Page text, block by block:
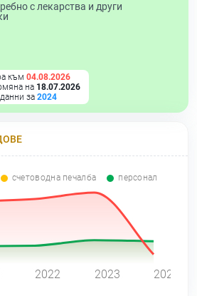
с лекарства и други
към 04.08.2026
на 18.07.2026
за 2024
счетоводна печалба персонал
2022 2023 2024